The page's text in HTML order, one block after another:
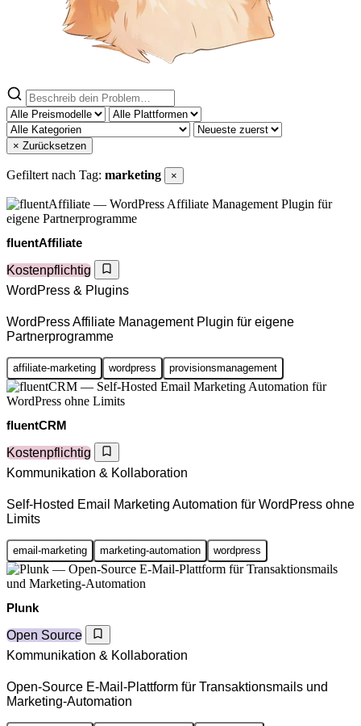
× Zurücksetzen
Gefiltert nach Tag: marketing ×
fluentAffiliate
Kostenpflichtig
WordPress & Plugins
WordPress Affiliate Management Plugin für eigene
Partnerprogramme
affiliate-marketing wordpress provisionsmanagement
fluentCRM
Kostenpflichtig
Kommunikation & Kollaboration
Self-Hosted Email Marketing Automation für WordPress ohne
Limits
email-marketing marketing-automation wordpress
Plunk
Open Source
Kommunikation & Kollaboration
Open-Source E-Mail-Plattform für Transaktionsmails und
Marketing-Automation